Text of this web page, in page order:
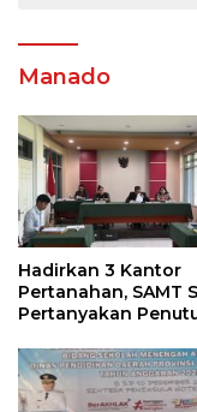
Manado
Hadirkan 3 Kantor
Pertanahan, SAMT
Pertanyakan
Anggaran Negara